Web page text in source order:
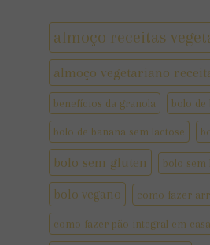
almoço receitas
almoço vegetariano
benefícios da granola bolo de
bolo de banana sem lactose
bolo sem gluten bolo sem
bolo vegano como fazer
como fazer pão integral em casa